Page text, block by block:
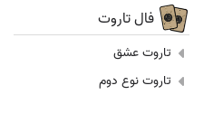
فال تاروت
تاروت عشق
تاروت نوع دوم